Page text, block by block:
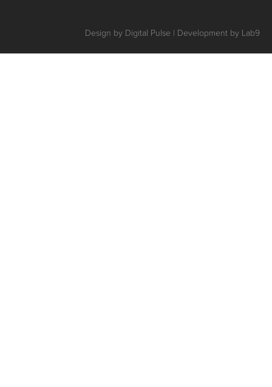
Design by Digital Pulse | Development by Lab9